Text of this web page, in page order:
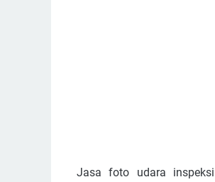
Jasa foto udara